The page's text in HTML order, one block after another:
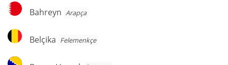
Bahreyn
Bahreyn Arapça
Belçika
Belçika Felemenkçe
Bosna